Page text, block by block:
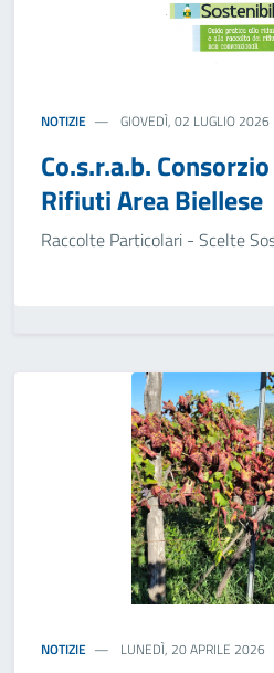
NOTIZIE GIOVEDÌ, 02 LUGLIO 2026
Co.s.r.a.b.
Rifiuti Area Biellese
Raccolte Particolari - Scelte
NOTIZIE LUNEDÌ, 20 APRILE 2026